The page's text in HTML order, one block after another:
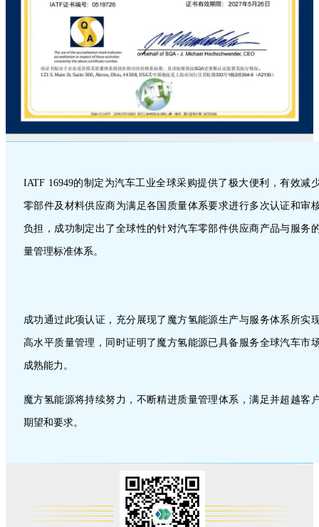
IATF 16949的制定为汽车工业全球采购提供了极大便利，有效减
零部件及材料供应商为满足各国质量体系要求进行多次认证和审
负担，成功制定出了全球性的针对汽车零部件供应商产品与服务
量管理标准体系。
成功通过此项认证，充分展现了魔方氢能源生产与服务体系所实
高水平质量管理，同时证明了魔方氢能源已具备服务全球汽车市
成熟能力。
魔方氢能源将持续努力，不断精进质量管理体系，满足并超越客
期望和要求。